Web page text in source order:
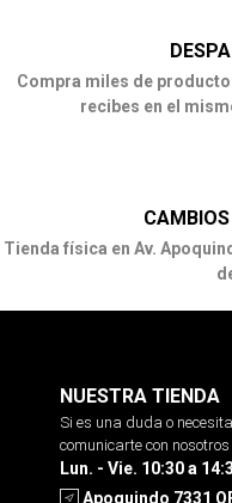
Compra miles de
recibes en el
Tienda física en Av.
NUESTRA TIENDA
Si es una duda o
comunicarte con nosotros
Lun. - Vie. 10:30 a
Apoquindo 7331